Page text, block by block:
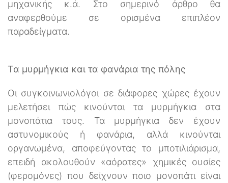
μηχανικής κ.ά. Στο σημερινό άρθρο θα
αναφερθούμε σε ορισμένα επιπλέον
παραδείγματα.
Τα μυρμήγκια και τα φανάρια της πόλης
Οι συγκοινωνιολόγοι σε διάφορες χώρες έχουν
μελετήσει πώς κινούνται τα μυρμήγκια στα
μονοπάτια τους. Τα μυρμήγκια δεν έχουν
αστυνομικούς ή φανάρια, αλλά κινούνται
οργανωμένα, αποφεύγοντας το μποτιλιάρισμα,
επειδή ακολουθούν «αόρατες» χημικές ουσίες
(φερομόνες) που δείχνουν ποιο μονοπάτι είναι